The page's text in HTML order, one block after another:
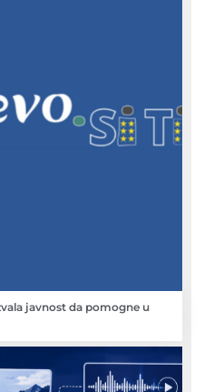
javnost da pomogne u